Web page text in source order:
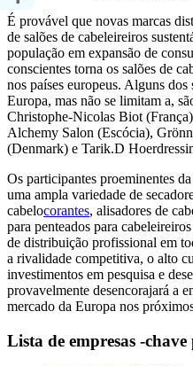
É provável que novas marcas
de salões de cabeleireiros
população em expansão de
conscientes torna os salões de
nos países europeus. Alguns dos
Europa, mas não se limitam a,
Christophe-Nicolas Biot
Alchemy Salon (Escócia),
(Denmark) e Tarik.D
Os participantes proeminentes
uma ampla variedade de
cabelocorantes, alisadores de
para penteados para
de distribuição profissional em
a rivalidade competitiva, o alto
investimentos em pesquisa e
provavelmente desencorajará a
mercado da Europa nos
Lista de empresas -